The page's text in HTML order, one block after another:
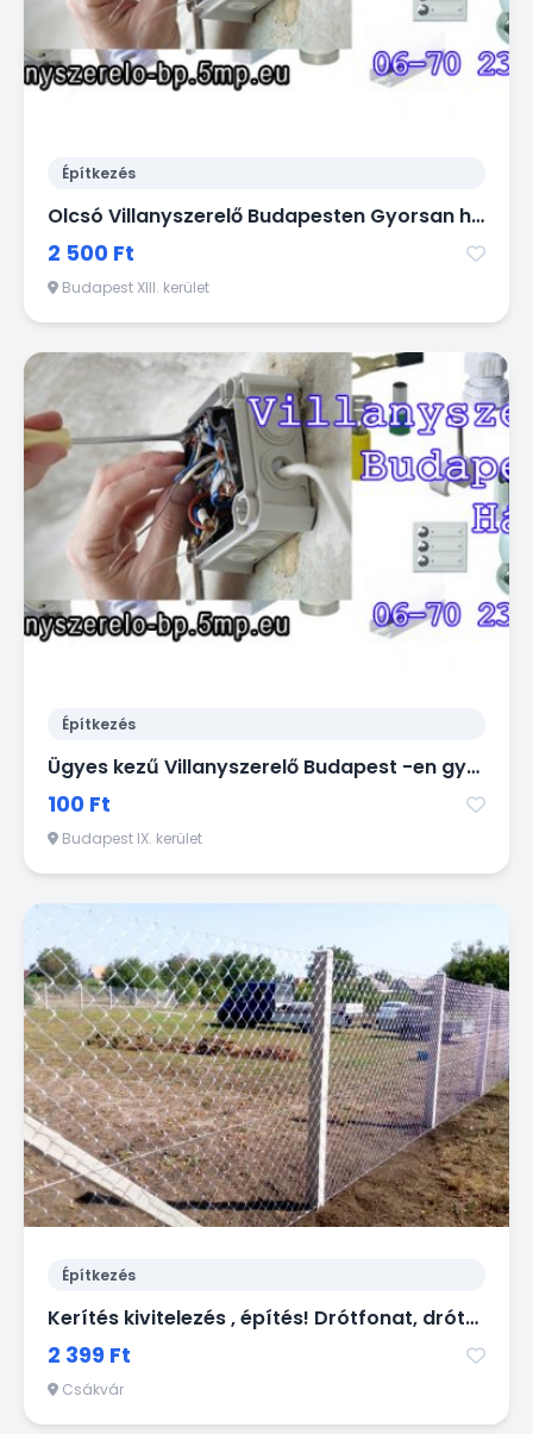
Építkezés
Olcsó Villanyszerelő Budapesten Gyorsan házhoz jön! 06 / 70 2 38 28 18
2 500 Ft
Budapest XIII. kerület
Építkezés
Ügyes kezű Villanyszerelő Budapest -en gyorsan házhoz megy kisebb munkák miatt is!
100 Ft
Budapest IX. kerület
Építkezés
Kerítés kivitelezés , építés! Drótfonat, drótháló, vadháló, oszlop, kapu
2 399 Ft
Csákvár